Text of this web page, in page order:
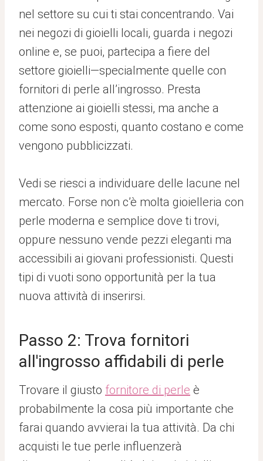
nel settore su cui ti stai concentrando. Vai
nei negozi di gioielli locali, guarda i negozi
online e, se puoi, partecipa a fiere del
settore gioielli—specialmente quelle con
fornitori di perle all’ingrosso. Presta
attenzione ai gioielli stessi, ma anche a
come sono esposti, quanto costano e come
vengono pubblicizzati.
Vedi se riesci a individuare delle lacune nel
mercato. Forse non c’è molta gioielleria con
perle moderna e semplice dove ti trovi,
oppure nessuno vende pezzi eleganti ma
accessibili ai giovani professionisti. Questi
tipi di vuoti sono opportunità per la tua
nuova attività di inserirsi.
Passo 2: Trova fornitori
all'ingrosso affidabili di perle
Trovare il giusto fornitore di perle è
probabilmente la cosa più importante che
farai quando avvierai la tua attività. Da chi
acquisti le tue perle influenzerà